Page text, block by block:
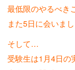
最低限のやるべき
また5日に会いま
そして…
受験生は1月4日の